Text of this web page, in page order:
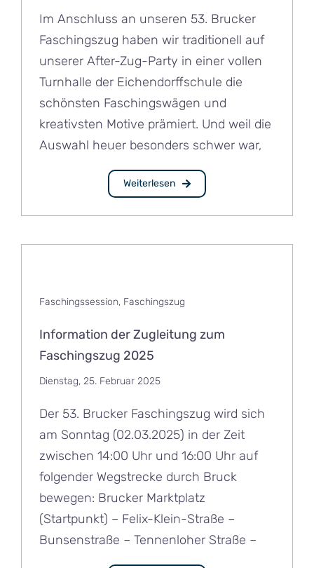
Im Anschluss an unseren 53. Brucker
Faschingszug haben wir traditionell auf
unserer After-Zug-Party in einer vollen
Turnhalle der Eichendorffschule die
schönsten Faschingswägen und
kreativsten Motive prämiert. Und weil die
Auswahl heuer besonders schwer war,
Weiterlesen
Faschingssession, Faschingszug
Information der Zugleitung zum
Faschingszug 2025
Dienstag, 25. Februar 2025
Der 53. Brucker Faschingszug wird sich
am Sonntag (02.03.2025) in der Zeit
zwischen 14:00 Uhr und 16:00 Uhr auf
folgender Wegstrecke durch Bruck
bewegen: Brucker Marktplatz
(Startpunkt) – Felix-Klein-Straße –
Bunsenstraße – Tennenloher Straße –